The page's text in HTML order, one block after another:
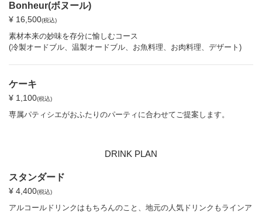
Bonheur(ボヌール)
¥ 16,500(税込)
素材本来の妙味を存分に愉しむコース
(冷製オードブル、温製オードブル、お魚料理、お肉料理、デザート)
ケーキ
¥ 1,100(税込)
専属パティシエがおふたりのパーティに合わせてご提案します。
DRINK PLAN
スタンダード
¥ 4,400(税込)
アルコールドリンクはもちろんのこと、地元の人気ドリンクもラインア